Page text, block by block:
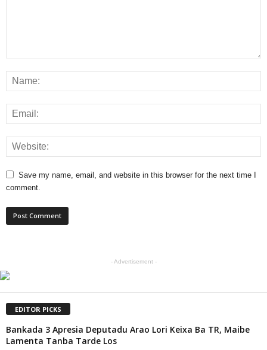
Save my name, email, and website in this browser for the next time I
comment.
- Advertisement -
EDITOR PICKS
Bankada 3 Apresia Deputadu Arao Lori Keixa Ba TR, Maibe
Lamenta Tanba Tarde Los